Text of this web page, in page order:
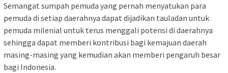
Semangat sumpah pemuda yang pernah menyatukan para
pemuda di setiap daerahnya dapat dijadikan tauladan untuk
pemuda milenial untuk terus menggali potensi di daerahnya
sehingga dapat memberi kontribusi bagi kemajuan daerah
masing-masing yang kemudian akan memberi pengaruh besar
bagi Indonesia.